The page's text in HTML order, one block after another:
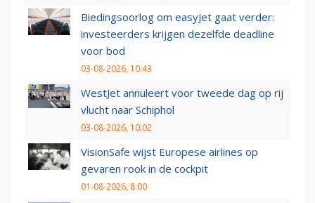
Biedingsoorlog om easyJet gaat verder:
investeerders krijgen dezelfde deadline
voor bod
03-08-2026, 10:43
WestJet annuleert voor tweede dag op rij
vlucht naar Schiphol
03-08-2026, 10:02
VisionSafe wijst Europese airlines op
gevaren rook in de cockpit
01-08-2026, 8:00